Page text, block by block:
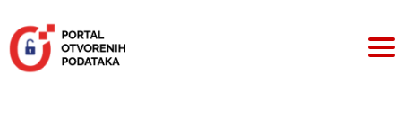
sadržaj